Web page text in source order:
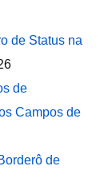
de Status na
de
Campos de
de